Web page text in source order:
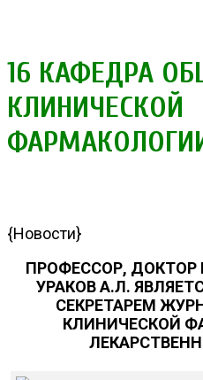
16 КАФЕДРА
КЛИНИЧЕСКОЙ
{Новости}
ПРОФЕССОР,
УРАКОВ А.Л.
СЕКРЕТАРЕМ
КЛИНИЧЕСКОЙ